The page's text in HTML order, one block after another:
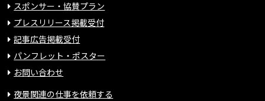
スポンサー・協賛プラン
プレスリリース掲載受付
記事広告掲載受付
パンフレット・ポスター
お問い合わせ
夜景関連の仕事を依頼する